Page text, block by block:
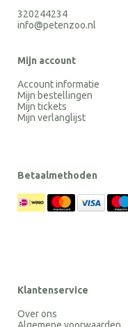
320244234
info@petenzoo.nl
Mijn account
Account informatie
Mijn bestellingen
Mijn tickets
Mijn verlanglijst
Betaalmethoden
Klantenservice
Over ons